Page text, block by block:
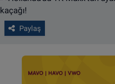
Paylaş
VIDEO GALERİ
CONTACT